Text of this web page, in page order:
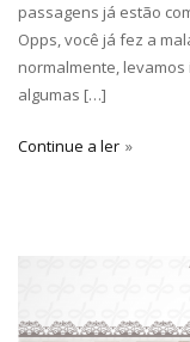
passagens já estão
Opps, você já fez a
normalmente, levamos
algumas […]
Continue a ler